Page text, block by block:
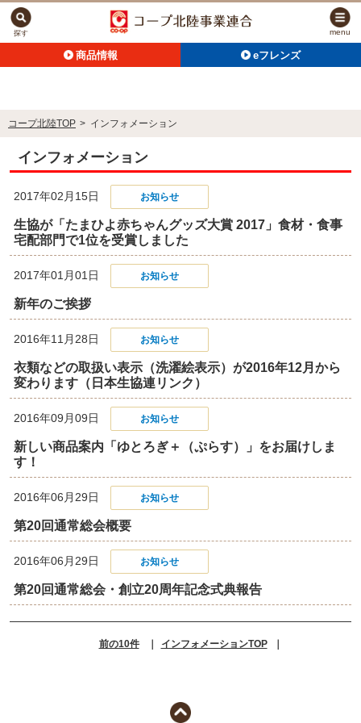
商品情報 eフレンズ
探す menu
コープ北陸TOP > インフォメーション
インフォメーション
2017年02月15日 お知らせ
生協が「たまひよ赤ちゃんグッズ大賞 2017」食材・食事
宅配部門で1位を受賞しました
2017年01月01日 お知らせ
新年のご挨拶
2016年11月28日 お知らせ
衣類などの取扱い表示（洗濯絵表示）が2016年12月から
変わります （日本生協連リンク）
2016年09月09日 お知らせ
新しい商品案内「ゆとろぎ＋（ぷらす）」をお届けしま
す！
2016年06月29日 お知らせ
第20回通常総会概要
2016年06月29日 お知らせ
第20回通常総会・創立20周年記念式典報告
前の10件 ｜ インフォメーションTOP ｜